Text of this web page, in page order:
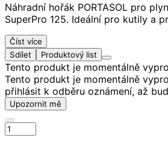
Náhradní hořák PORTASOL pro
SuperPro 125. Ideální pro kutily a
Číst více
Sdílet
Produktový list
Tento produkt je momentálně
Tento produkt je momentálně
přihlásit k odběru oznámení, až
Upozornit mě